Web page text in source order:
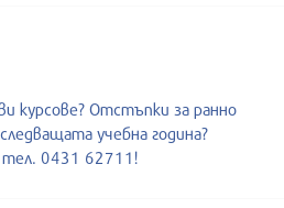
курсове? Отстъпки за ранно
учебна година?
0431 62711!